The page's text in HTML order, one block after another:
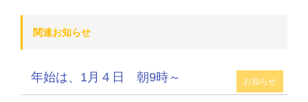
関連お知らせ
お知らせ
年始は、1月４日 朝9時～